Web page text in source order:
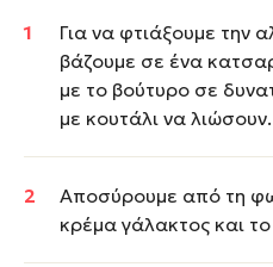
Για να φτιάξουμε την
βάζουμε σε ένα
με το βούτυρο σε
με κουτάλι να λιώσουν.
Αποσύρουμε από τη
κρέμα γάλακτος και το